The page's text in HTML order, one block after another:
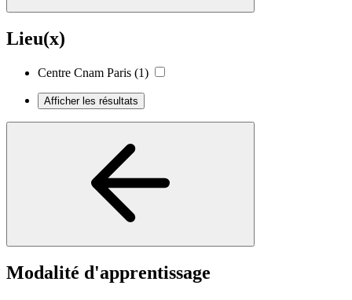
Lieu(x)
Centre Cnam Paris (1)
Afficher les résultats
Modalité d'apprentissage